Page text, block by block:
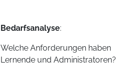
Bedarfsanalyse:
Welche Anforderungen haben
Lernende und Administratoren?